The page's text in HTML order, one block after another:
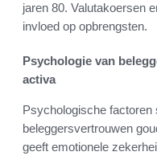
jaren 80. Valutakoersen
invloed op opbrengsten.
Psychologie van
activa
Psychologische factoren
beleggersvertrouwen
geeft emotionele